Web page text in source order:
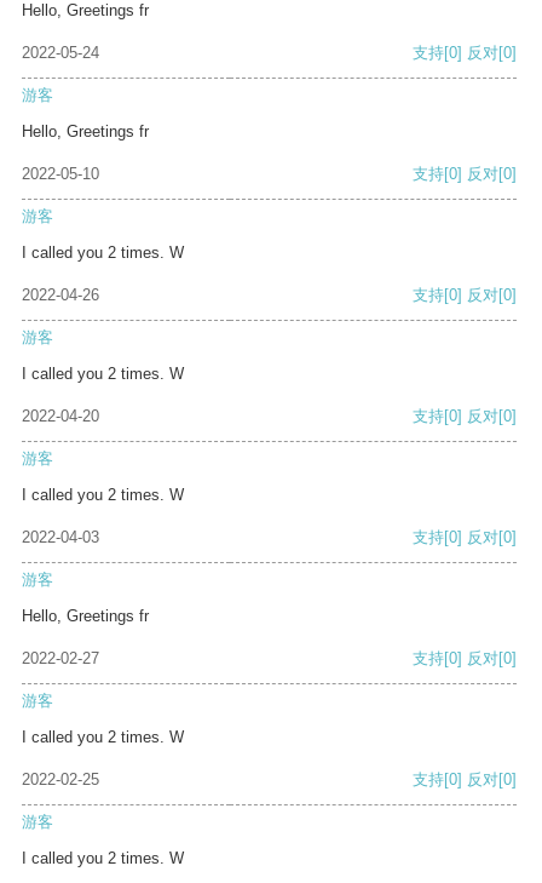
Hello, Greetings fr
2022-05-24 支持[0] 反对[0]
游客
Hello, Greetings fr
2022-05-10 支持[0] 反对[0]
游客
I called you 2 times. W
2022-04-26 支持[0] 反对[0]
游客
I called you 2 times. W
2022-04-20 支持[0] 反对[0]
游客
I called you 2 times. W
2022-04-03 支持[0] 反对[0]
游客
Hello, Greetings fr
2022-02-27 支持[0] 反对[0]
游客
I called you 2 times. W
2022-02-25 支持[0] 反对[0]
游客
I called you 2 times. W